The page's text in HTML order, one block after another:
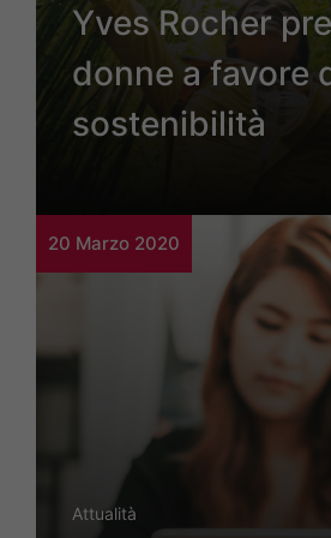
Yves Rocher
donne a favore
sostenibilità
20 Marzo 2020
Attualità